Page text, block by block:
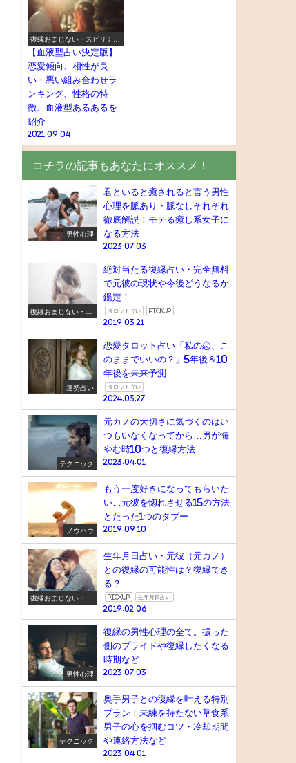
復縁おまじない・スピリチュ
アル
【血液型占い決定版】
恋愛傾向、相性が良
い・悪い組み合わせラ
ンキング、性格の特
徴、血液型あるあるを
紹介
2021.09.04
コチラの記事もあなたにオススメ！
男性心理
君といると癒されると言う男性
心理を脈あり・脈なしそれぞれ
徹底解説！モテる癒し系女子に
なる方法
2023.07.03
復縁おまじない・ス
絶対当たる復縁占い・完全無料
で元彼の現状や今後どうなるか
鑑定！
タロット占い pickup
2019.03.21
運勢占い
恋愛タロット占い「私の恋、こ
のままでいいの？」5年後＆10
年後を未来予測
タロット占い
2024.03.27
テクニック
元カノの大切さに気づくのはい
つもいなくなってから…男が悔
やむ時10つと復縁方法
2023.04.01
ノウハウ
もう一度好きになってもらいた
い…元彼を惚れさせる15の方法
とたった1つのタブー
2019.09.10
復縁おまじない・ス
生年月日占い・元彼（元カノ）
との復縁の可能性は？復縁でき
る？
pickup 生年月日占い
2019.02.06
男性心理
復縁の男性心理の全て。振った
側のプライドや復縁したくなる
時期など
2023.07.03
テクニック
奥手男子との復縁を叶える特別
プラン！未練を持たない草食系
男子の心を掴むコツ・冷却期間
や連絡方法など
2023.04.01